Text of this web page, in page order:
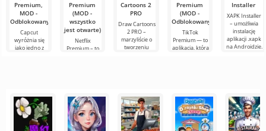
Premium,
MOD -
Odblokowany)
Capcut
wyróżnia się
jako jedno z
Premium
(MOD -
wszystko
jest otwarte)
Netflix
Premium – to
Cartoons 2
PRO
Draw Cartoons
2 PRO –
marzyliście o
tworzeniu
Premium
(MOD -
Odblokowany)
TikTok
Premium — to
aplikacja, która
Installer
XAPK Installer
– umożliwia
instalację
aplikacji .xapk
na Androidzie.